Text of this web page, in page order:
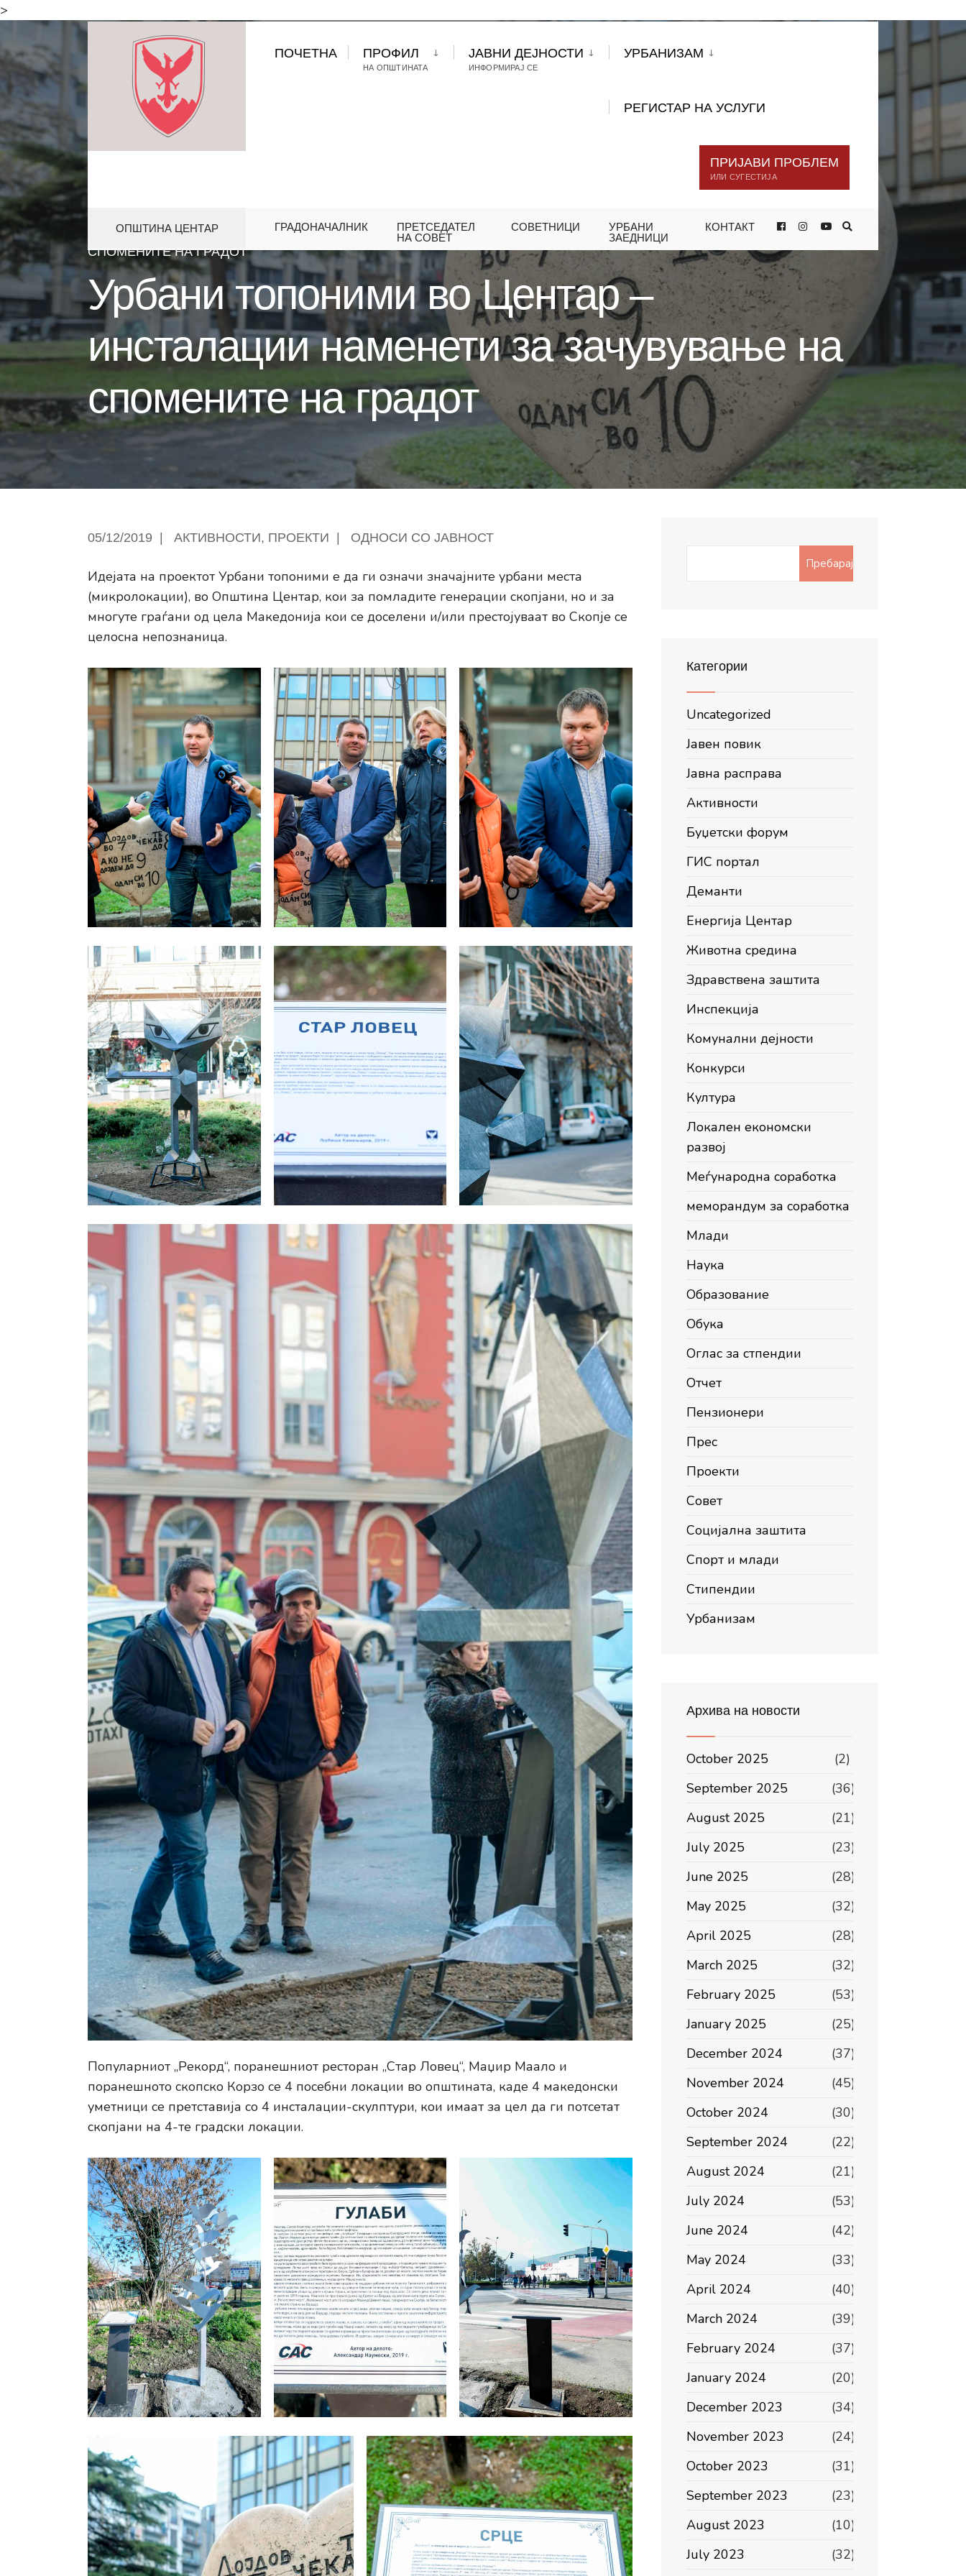
>
ПОЧЕТНА ПРОФИЛ
НА ОПШТИНАТА
ЈАВНИ ДЕЈНОСТИ
ИНФОРМИРАЈ СЕ
УРБАНИЗАМ
РЕГИСТАР НА УСЛУГИ
ПРИЈАВИ ПРОБЛЕМ
ИЛИ СУГЕСТИЈА
ОПШТИНА ЦЕНТАР ГРАДОНАЧАЛНИК
ПРЕТСЕДАТЕЛ
НА СОВЕТ
СОВЕТНИЦИ
УРБАНИ
ЗАЕДНИЦИ
КОНТАКТ
HOME АКТИВНОСТИ ПРОЕКТИ
УРБАНИ ТОПОНИМИ ВО ЦЕНТАР – ИНСТАЛАЦИИ НАМЕНЕТИ ЗА ЗАЧУВУВАЊЕ НА
СПОМЕНИТЕ НА ГРАДОТ
Урбани топоними во Центар –
инсталации наменети за зачувување на
спомените на градот
05/12/2019 АКТИВНОСТИ, ПРОЕКТИ ОДНОСИ СО ЈАВНОСТ
Идејата на проектот Урбани топоними е да ги означи значајните урбани места
(микролокации), во Општина Центар, кои за помладите генерации скопјани, но и за
многуте граѓани од цела Македонија кои се доселени и/или престојуваат во Скопје се
целосна непознаница.
Популарниот „Рекорд“, поранешниот ресторан „Стар Ловец“, Маџир Маало и
поранешното скопско Корзо се 4 посебни локации во општината, каде 4 македонски
уметници се претставија со 4 инсталации-скулптури, кои имаат за цел да ги потсетат
скопјани на 4-те градски локации.
Пребарај
Категории
Uncategorized
Јавен повик
Јавна расправа
Активности
Буџетски форум
ГИС портал
Деманти
Енергија Центар
Животна средина
Здравствена заштита
Инспекција
Комунални дејности
Конкурси
Култура
Локален економски
развој
Меѓународна соработка
меморандум за соработка
Млади
Наука
Образование
Обука
Оглас за стпендии
Отчет
Пензионери
Прес
Проекти
Совет
Социјална заштита
Спорт и млади
Стипендии
Урбанизам
Архива на новости
October 2025
(2)
September 2025
(36)
August 2025
(21)
July 2025
(23)
June 2025
(28)
May 2025
(32)
April 2025
(28)
March 2025
(32)
February 2025
(53)
January 2025
(25)
December 2024
(37)
November 2024
(45)
October 2024
(30)
September 2024
(22)
August 2024
(21)
July 2024
(53)
June 2024
(42)
May 2024
(33)
April 2024
(40)
March 2024
(39)
February 2024
(37)
January 2024
(20)
December 2023
(34)
November 2023
(24)
October 2023
(31)
September 2023
(23)
August 2023
(10)
July 2023
(32)